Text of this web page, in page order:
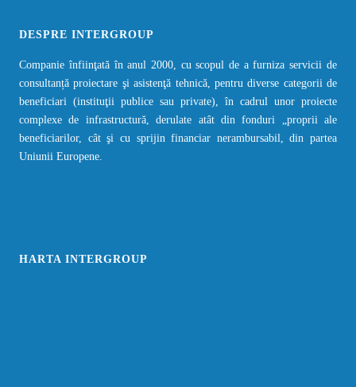
DESPRE INTERGROUP
Companie înfiinţată în anul 2000, cu scopul de a furniza servicii de
consultanță proiectare şi asistenţă tehnică, pentru diverse categorii de
beneficiari (instituţii publice sau private), în cadrul unor proiecte
complexe de infrastructură, derulate atât din fonduri „proprii ale
beneficiarilor, cât şi cu sprijin financiar nerambursabil, din partea
Uniunii Europene.
HARTA INTERGROUP